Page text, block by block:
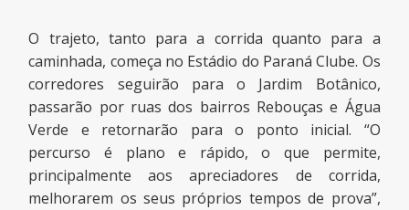
O trajeto, tanto para a corrida quanto para a
caminhada, começa no Estádio do Paraná Clube. Os
corredores seguirão para o Jardim Botânico,
passarão por ruas dos bairros Rebouças e Água
Verde e retornarão para o ponto inicial. “O
percurso é plano e rápido, o que permite,
principalmente aos apreciadores de corrida,
melhorarem os seus próprios tempos de prova”,